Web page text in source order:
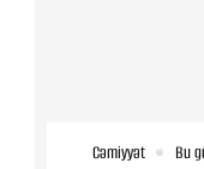
Cəmiyyət
Bu